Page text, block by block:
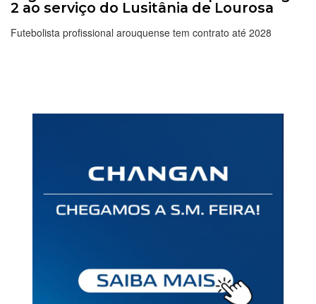
2 ao serviço do Lusitânia de Lourosa
Futebolista profissional arouquense tem contrato até 2028